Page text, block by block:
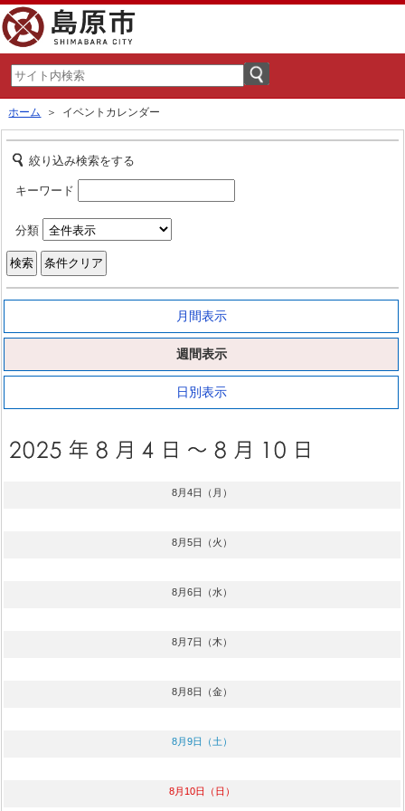
ホーム ＞ イベントカレンダー
絞り込み検索をする
キーワード
分類
月間表示
週間表示
日別表示
8月4日（月）
8月5日（火）
8月6日（水）
8月7日（木）
8月8日（金）
8月9日（土）
8月10日（日）